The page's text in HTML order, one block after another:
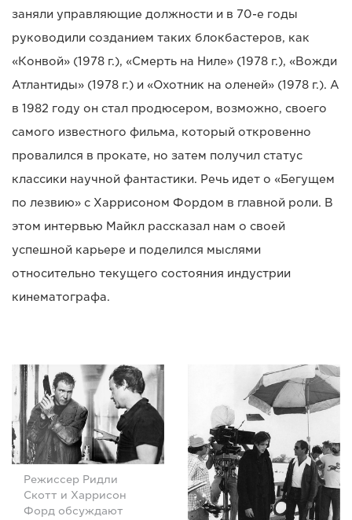
заняли управляющие должности и в 70-е годы
руководили созданием таких блокбастеров, как
«Конвой» (1978 г.), «Смерть на Ниле» (1978 г.), «Вожди
Атлантиды» (1978 г.) и «Охотник на оленей» (1978 г.). А
в 1982 году он стал продюсером, возможно, своего
самого известного фильма, который откровенно
провалился в прокате, но затем получил статус
классики научной фантастики. Речь идет о «Бегущем
по лезвию» с Харрисоном Фордом в главной роли. В
этом интервью Майкл рассказал нам о своей
успешной карьере и поделился мыслями
относительно текущего состояния индустрии
кинематографа.
Режиссер Ридли
Скотт и Харрисон
Форд обсуждают